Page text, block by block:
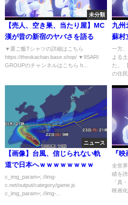
未分類
【売人、空き巣、当たり屋】MC
漢が昔の新宿のヤバさを語る
▼栗ご飯Tシャツの詳細はこちら
https://theokachan.base.shop/ ▼9SARI
GROUPのチャンネルはこちら h...
九州
蘇村
一方
よる
た。
の住
ニュース
【画像】台風、信じられない軌
道で日本へｗｗｗｗｗｗｗｗ
c_img_param=; //img-
c.net/output/category/game.js
c_img_param=; //img-...
『
全世
績を
「真
映画